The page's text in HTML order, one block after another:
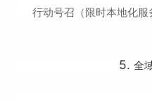
行动号召（限时本地化服
5. 全